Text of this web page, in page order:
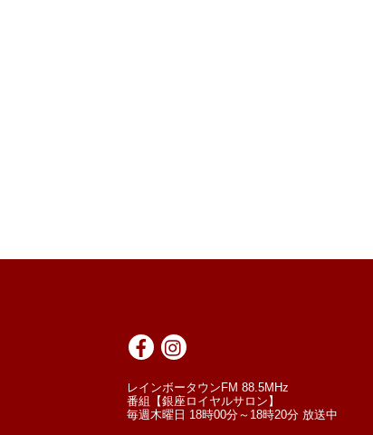
レインボータウンFM 88.5MHz
番組【銀座ロイヤルサロン】
毎週木曜日 18時00分～18時20分 放送中